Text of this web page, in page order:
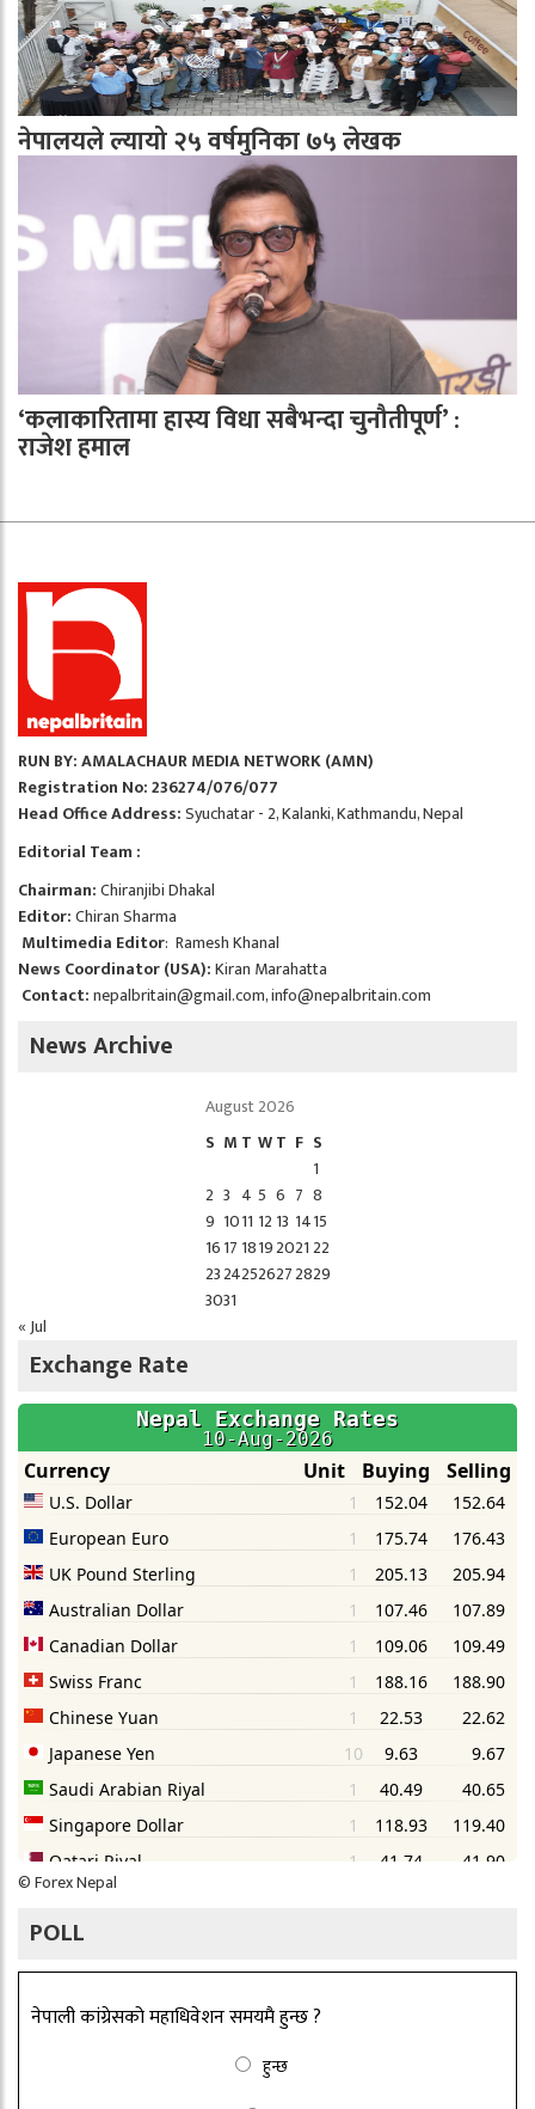
नेपालयले ल्यायो २५ वर्षमुनिका ७५ लेखक
‘कलाकारितामा हास्य विधा सबैभन्दा चुनौतीपूर्ण’ :
राजेश हमाल
RUN BY: AMALACHAUR MEDIA NETWORK (AMN)
Registration No: 236274/076/077
Head Office Address:Syuchatar - 2, Kalanki, Kathmandu, Nepal
Editorial Team :
Chairman:Chiranjibi Dhakal
Editor:Chiran Sharma
Multimedia Editor: Ramesh Khanal
News Coordinator (USA):Kiran Marahatta
Contact:nepalbritain@gmail.com,info@nepalbritain.com
News Archive
August 2026
S M T WT F S
1
2 3 4 5 6 7 8
9 1011 12 13 1415
1617 1819202122
23242526272829
3031
« Jul
Exchange Rate
©Forex Nepal
POLL
नेपाली कांग्रेसको महाधिवेशन समयमै हुन्छ ?
हुन्छ